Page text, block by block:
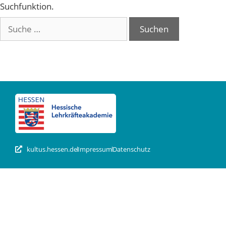
Suchfunktion.
kultus.hessen.deImpressumDatenschutz